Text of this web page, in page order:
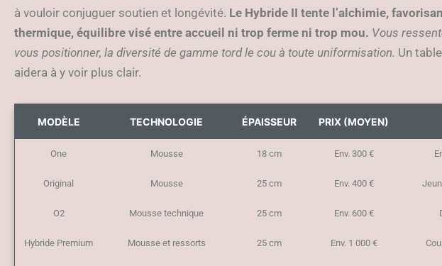
à vouloir conjuguer soutien et longévité. Le Hybride II tente l’alchimie,
thermique, équilibre visé entre accueil ni trop ferme ni trop mou. Vous
vous positionner, la diversité de gamme tord le cou à toute uniformisation. Un
aidera à y voir plus clair.
MODÈLE TECHNOLOGIE ÉPAISSEUR PRIX (MOYEN)
One Mousse 18 cm Env. 300 €
Original Mousse 25 cm Env. 400 €
O2 Mousse technique 25 cm Env. 600 €
Hybride Premium Mousse et ressorts 25 cm Env. 1 000 €